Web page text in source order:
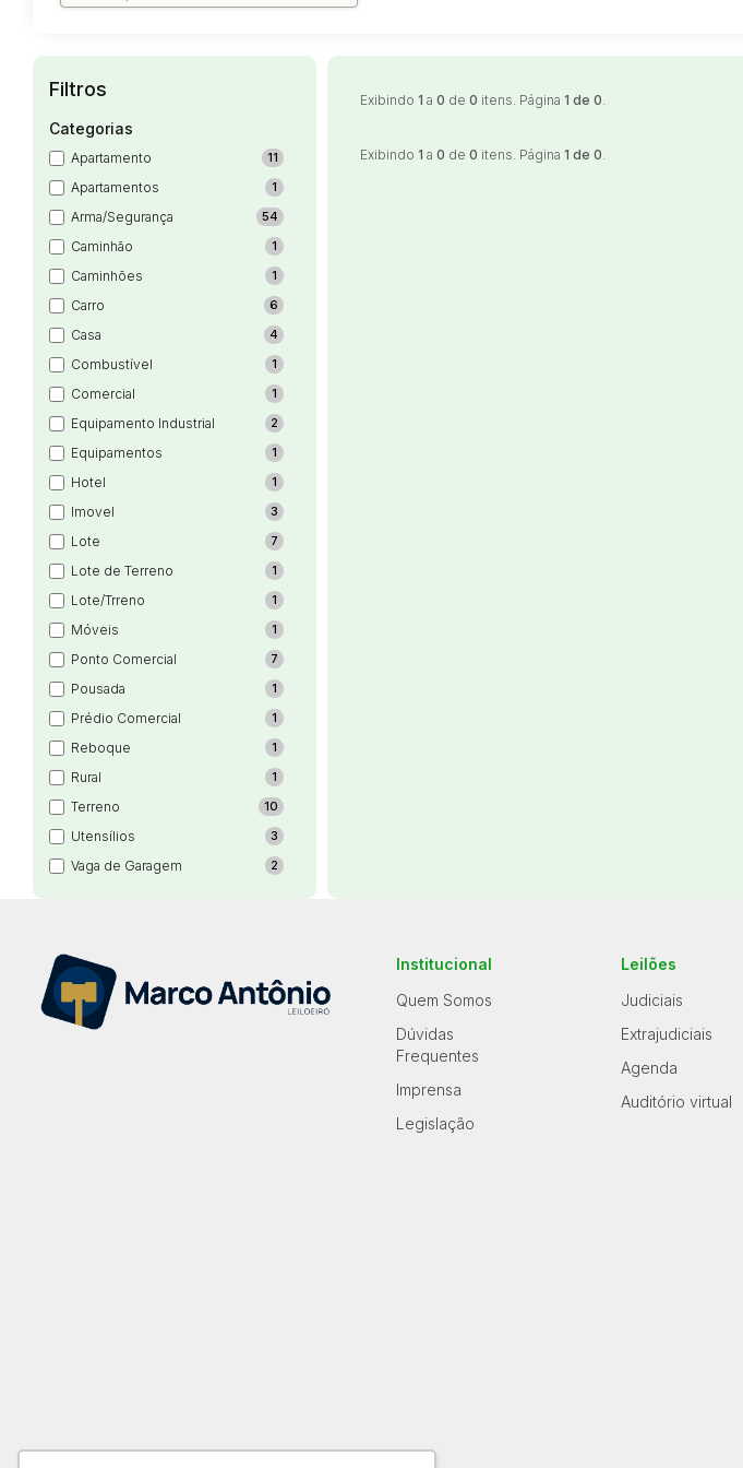
Filtros
Categorias
Apartamento 11
Apartamentos 1
Arma/Segurança 54
Caminhão 1
Caminhões 1
Carro 6
Casa 4
Combustível 1
Comercial 1
Equipamento Industrial 2
Equipamentos 1
Hotel 1
Imovel 3
Lote 7
Lote de Terreno 1
Lote/Trreno 1
Móveis 1
Ponto Comercial 7
Pousada 1
Prédio Comercial 1
Reboque 1
Rural 1
Terreno 10
Utensílios 3
Vaga de Garagem 2
Exibindo 1 a 0 de 0 itens. Página 1 de 0.
Exibindo 1 a 0 de 0 itens. Página 1 de 0.
Institucional
Quem Somos
Dúvidas
Frequentes
Imprensa
Legislação
Leilões
Judiciais
Extrajudiciais
Agenda
Auditório virtual